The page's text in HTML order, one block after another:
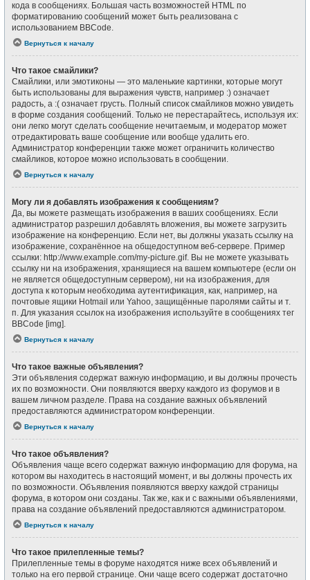
кода в сообщениях. Большая часть возможностей HTML по
форматированию сообщений может быть реализована с
использованием BBCode.
Вернуться к началу
Что такое смайлики?
Смайлики, или эмотиконы — это маленькие картинки, которые могут
быть использованы для выражения чувств, например :) означает
радость, а :( означает грусть. Полный список смайликов можно увидеть
в форме создания сообщений. Только не перестарайтесь, используя их:
они легко могут сделать сообщение нечитаемым, и модератор может
отредактировать ваше сообщение или вообще удалить его.
Администратор конференции также может ограничить количество
смайликов, которое можно использовать в сообщении.
Вернуться к началу
Могу ли я добавлять изображения к сообщениям?
Да, вы можете размещать изображения в ваших сообщениях. Если
администратор разрешил добавлять вложения, вы можете загрузить
изображение на конференцию. Если нет, вы должны указать ссылку на
изображение, сохранённое на общедоступном веб-сервере. Пример
ссылки: http://www.example.com/my-picture.gif. Вы не можете указывать
ссылку ни на изображения, хранящиеся на вашем компьютере (если он
не является общедоступным сервером), ни на изображения, для
доступа к которым необходима аутентификация, как, например, на
почтовые ящики Hotmail или Yahoo, защищённые паролями сайты и т.
п. Для указания ссылок на изображения используйте в сообщениях тег
BBCode [img].
Вернуться к началу
Что такое важные объявления?
Эти объявления содержат важную информацию, и вы должны прочесть
их по возможности. Они появляются вверху каждого из форумов и в
вашем личном разделе. Права на создание важных объявлений
предоставляются администратором конференции.
Вернуться к началу
Что такое объявления?
Объявления чаще всего содержат важную информацию для форума, на
котором вы находитесь в настоящий момент, и вы должны прочесть их
по возможности. Объявления появляются вверху каждой страницы
форума, в котором они созданы. Так же, как и с важными объявлениями,
права на создание объявлений предоставляются администратором.
Вернуться к началу
Что такое прилепленные темы?
Прилепленные темы в форуме находятся ниже всех объявлений и
только на его первой странице. Они чаще всего содержат достаточно